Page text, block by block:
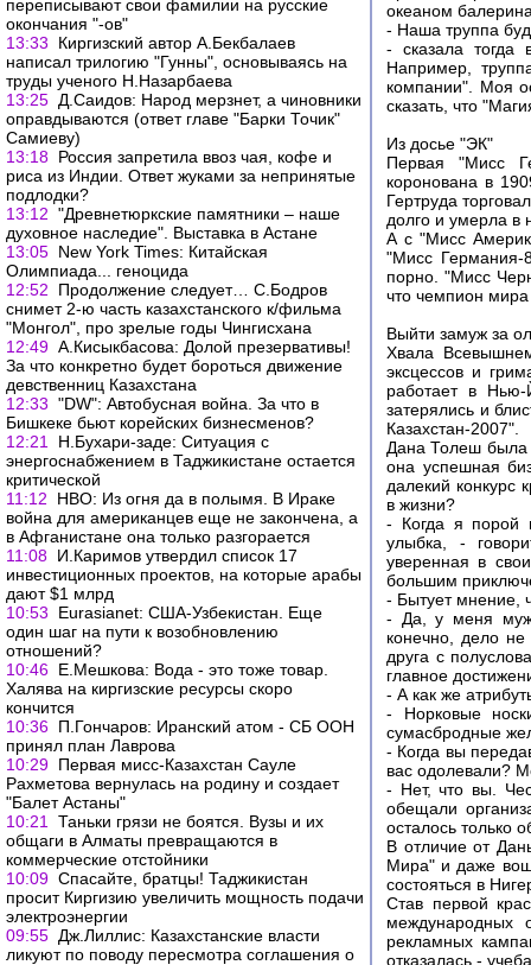
переписывают свои фамилии на русские
окончания "-ов"
13:33
Киргизский автор А.Бекбалаев
написал трилогию "Гунны", основываясь на
труды ученого Н.Назарбаева
13:25 Д.Саидов: Народ мерзнет, а чиновники
оправдываются (ответ главе "Барки Точик"
Самиеву)
13:18 Россия запретила ввоз чая, кофе и
риса из Индии. Ответ жуками за непринятые
подлодки?
13:12 "Древнетюркские памятники – наше
духовное наследие". Выставка в Астане
13:05 New York Times: Китайская
Олимпиада... геноцида
12:52
Продолжение следует… С.Бодров
снимет 2-ю часть казахстанского к/фильма
"Монгол", про зрелые годы Чингисхана
12:49 А.Кисыкбасова: Долой презервативы!
За что конкретно будет бороться движение
девственниц Казахстана
12:33 "DW": Автобусная война. За что в
Бишкеке бьют корейских бизнесменов?
12:21
Н.Бухари-заде: Ситуация с
энергоснабжением в Таджикистане остается
критической
11:12
НВО: Из огня да в полымя. В Ираке
война для американцев еще не закончена, а
в Афганистане она только разгорается
11:08 И.Каримов утвердил список 17
инвестиционных проектов, на которые арабы
дают $1 млрд
10:53
Eurasianet: США-Узбекистан. Еще
один шаг на пути к возобновлению
отношений?
10:46 Е.Мешкова: Вода - это тоже товар.
Халява на киргизские ресурсы скоро
кончится
10:36 П.Гончаров: Иранский атом - СБ ООН
принял план Лаврова
10:29 Первая мисс-Казахстан Сауле
Рахметова вернулась на родину и создает
"Балет Астаны"
10:21
Таньки грязи не боятся. Вузы и их
общаги в Алматы превращаются в
коммерческие отстойники
10:09 Спасайте, братцы! Таджикистан
просит Киргизию увеличить мощность подачи
электроэнергии
09:55 Дж.Лиллис: Казахстанские власти
ликуют по поводу пересмотра соглашения о
океаном
- Наша труппа
- сказала тогда
Например,
компании". Моя
сказать, что
Из досье "ЭК"
Первая "Мисс
коронована в
Гертруда
долго и умерла в
А с "Мисс
"Мисс Германия-
порно. "Мисс
что чемпион
Выйти замуж за
Хвала
эксцессов и
работает в Нью-
затерялись и
Казахстан-2007".
Дана Толеш была
она успешная
далекий конкурс
в жизни?
- Когда я порой
улыбка, -
уверенная в
большим
- Бытует мнение,
- Да, у меня муж
конечно, дело
друга с
главное
- А как же
- Норковые
сумасбродные
- Когда вы
вас одолевали?
- Нет, что вы.
обещали
осталось только
В отличие от
Мира" и даже
состояться в
Став первой
международных
рекламных
отказалась -